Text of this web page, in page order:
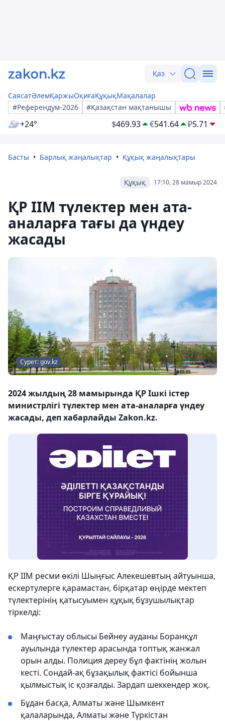
Қаз
СаясатӘлемҚаржыОқиғаҚұқықМақалалар
#Референдум-2026
#Қазақстан мақтанышы
+24° $469.93 €541.64 ₽5.71
Басты Барлық жаңалықтар Құқық жаңалықтары
17:10, 28 мамыр 2024
Құқық
ҚР ІІМ түлектер мен ата-
аналарға тағы да үндеу
жасады
Сурет: gov.kz
2024 жылдың 28 мамырында ҚР Ішкі істер
министрлігі түлектер мен ата-аналарға үндеу
жасады, деп хабарлайды Zakon.kz.
ҚР ІІМ ресми өкілі Шыңғыс Алекешевтың айтуынша,
ескертулерге қарамастан, бірқатар өңірде мектеп
түлектерінің қатысуымен құқық бұзушылықтар
тіркелді:
Маңғыстау облысы Бейнеу ауданы Боранқұл
ауылында түлектер арасында топтық жанжал
орын алды. Полиция дереу бұл фактінің жолын
кесті. Сондай-ақ бұзақылық фактісі бойынша
қылмыстық іс қозғалды. Зардап шеккендер жоқ.
Бұдан басқа, Алматы және Шымкент
қалаларында, Алматы және Түркістан